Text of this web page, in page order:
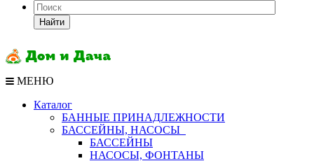
Найти
МЕНЮ
Каталог
БАННЫЕ ПРИНАДЛЕЖНОСТИ
БАССЕЙНЫ, НАСОСЫ
БАССЕЙНЫ
НАСОСЫ, ФОНТАНЫ